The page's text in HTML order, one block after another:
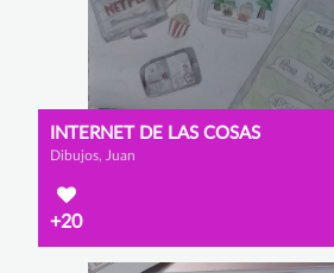
INTERNET DE LAS COSAS
Dibujos, Juan
+20